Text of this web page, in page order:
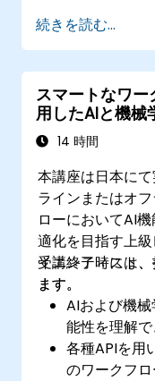
独自開発アプ
いないソフ
続きを読む...
スマートなワ
用したAIと機械
14 時間
本講座は日本に
ラインまたはオ
ローにおいてAI
適化を目指す上
イエンティスト
ます。
受講終了時には
ます。
AIおよび機
能性を理解で
各種APIを用
のワークフ